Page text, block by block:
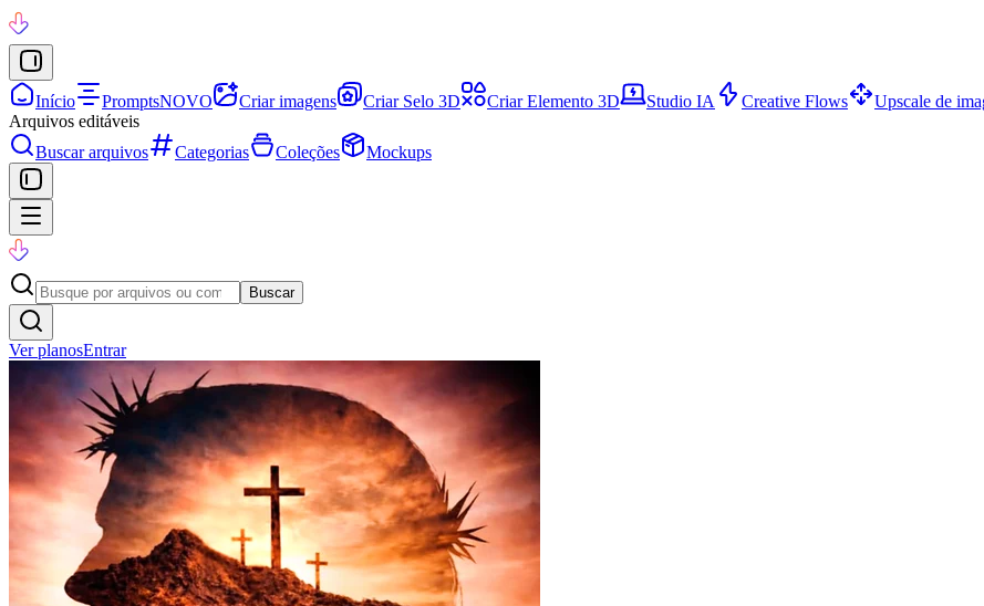
Início PromptsNOVO Criar imagens Criar Selo 3D Criar Elemento 3D Studio IA Creative Flows Upscale de
Arquivos editáveis
Buscar arquivos
Categorias Coleções Mockups
Buscar
Ver planosEntrar